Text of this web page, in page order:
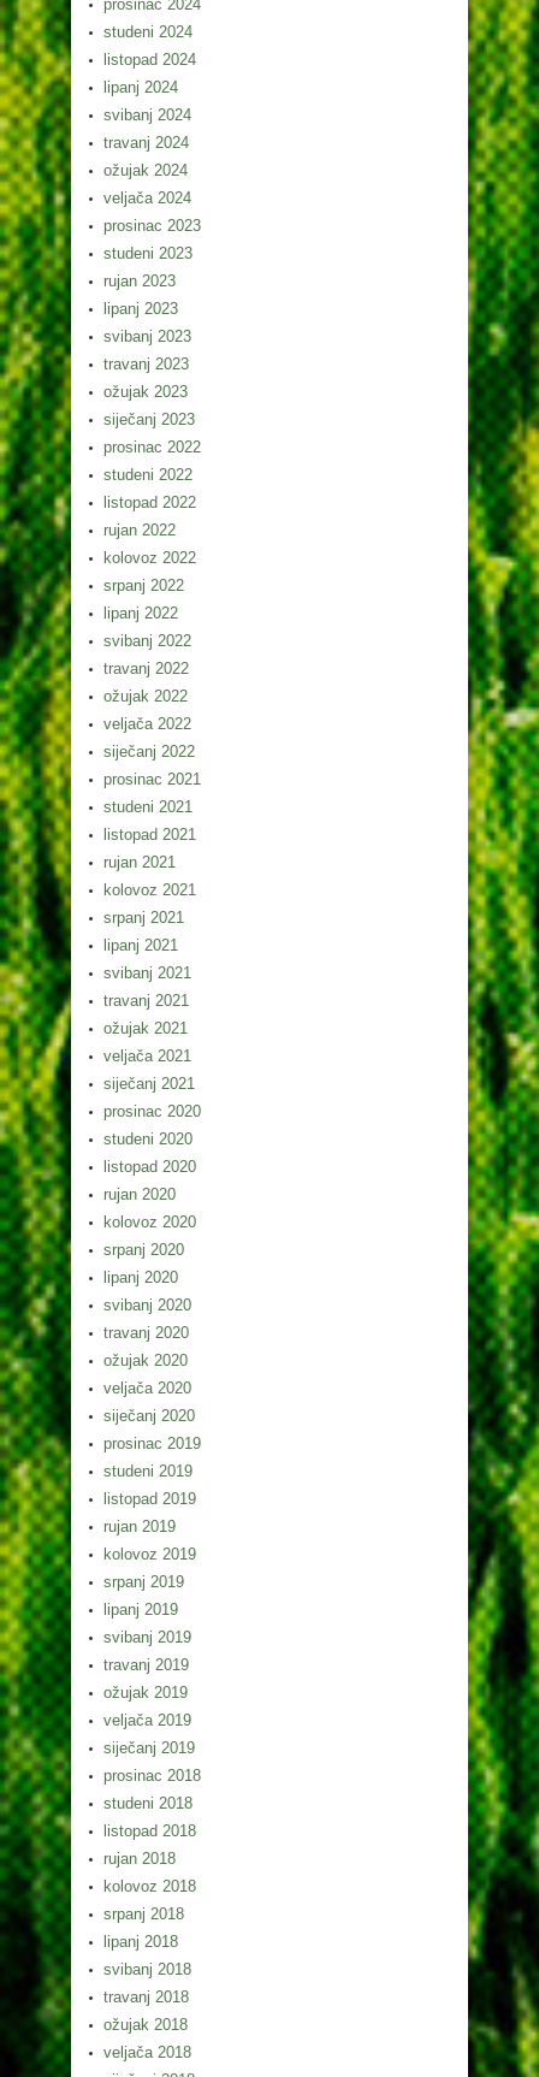
prosinac 2024
studeni 2024
listopad 2024
lipanj 2024
svibanj 2024
travanj 2024
ožujak 2024
veljača 2024
prosinac 2023
studeni 2023
rujan 2023
lipanj 2023
svibanj 2023
travanj 2023
ožujak 2023
siječanj 2023
prosinac 2022
studeni 2022
listopad 2022
rujan 2022
kolovoz 2022
srpanj 2022
lipanj 2022
svibanj 2022
travanj 2022
ožujak 2022
veljača 2022
siječanj 2022
prosinac 2021
studeni 2021
listopad 2021
rujan 2021
kolovoz 2021
srpanj 2021
lipanj 2021
svibanj 2021
travanj 2021
ožujak 2021
veljača 2021
siječanj 2021
prosinac 2020
studeni 2020
listopad 2020
rujan 2020
kolovoz 2020
srpanj 2020
lipanj 2020
svibanj 2020
travanj 2020
ožujak 2020
veljača 2020
siječanj 2020
prosinac 2019
studeni 2019
listopad 2019
rujan 2019
kolovoz 2019
srpanj 2019
lipanj 2019
svibanj 2019
travanj 2019
ožujak 2019
veljača 2019
siječanj 2019
prosinac 2018
studeni 2018
listopad 2018
rujan 2018
kolovoz 2018
srpanj 2018
lipanj 2018
svibanj 2018
travanj 2018
ožujak 2018
veljača 2018